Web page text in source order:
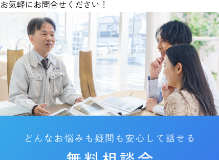
お気軽にお問合せください！